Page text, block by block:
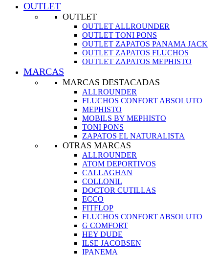
OUTLET
OUTLET
OUTLET ALLROUNDER
OUTLET TONI PONS
OUTLET ZAPATOS PANAMA JACK
OUTLET ZAPATOS FLUCHOS
OUTLET ZAPATOS MEPHISTO
MARCAS
MARCAS DESTACADAS
ALLROUNDER
FLUCHOS CONFORT ABSOLUTO
MEPHISTO
MOBILS BY MEPHISTO
TONI PONS
ZAPATOS EL NATURALISTA
OTRAS MARCAS
ALLROUNDER
ATOM DEPORTIVOS
CALLAGHAN
COLLONIL
DOCTOR CUTILLAS
ECCO
FITFLOP
FLUCHOS CONFORT ABSOLUTO
G COMFORT
HEY DUDE
ILSE JACOBSEN
IPANEMA